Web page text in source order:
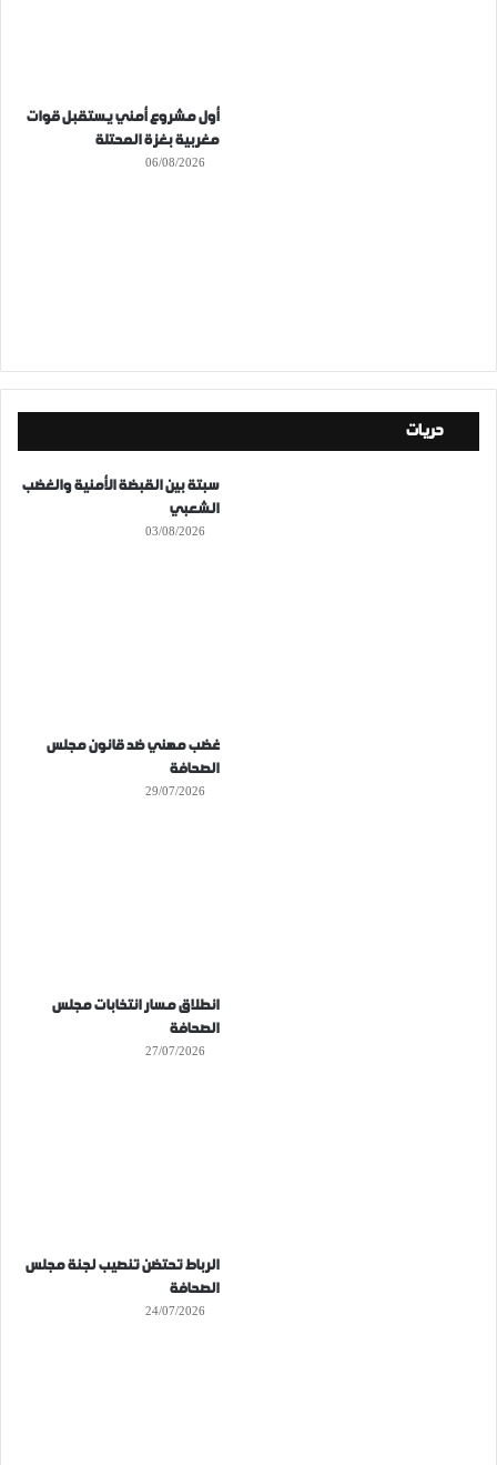
أول مشروع أمني يستقبل قوات
مغربية بغزة المحتلة
06/08/2026
حريات
سبتة بين القبضة الأمنية والغضب
الشعبي
03/08/2026
غضب مهني ضد قانون مجلس
الصحافة
29/07/2026
انطلاق مسار انتخابات مجلس
الصحافة
27/07/2026
الرباط تحتضن تنصيب لجنة مجلس
الصحافة
24/07/2026